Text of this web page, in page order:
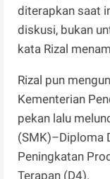
diterapkan saat
diskusi, bukan
kata Rizal
Rizal pun
Kementerian
pekan lalu
(SMK)–Diploma
Peningkatan
Terapan (D4).